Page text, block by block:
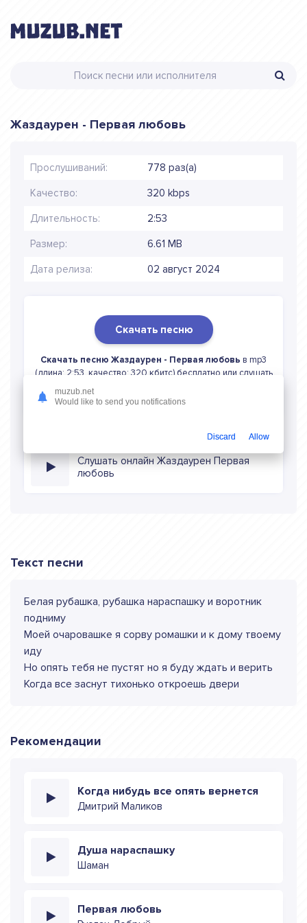
Жаздаурен - Первая любовь
Прослушиваний: 778 раз(а)
Качество: 320 kbps
Длительность: 2:53
Размер: 6.61 MB
Дата релиза: 02 август 2024
Скачать песню
Скачать песню Жаздаурен - Первая любовь в mp3
(длина: 2:53, качество: 320 кбитс) бесплатно или слушать
Слушать онлайн Жаздаурен Первая
любовь
Текст песни
Белая рубашка, рубашка нараспашку и воротник
подниму
Моей очаровашке я сорву ромашки и к дому твоему
иду
Но опять тебя не пустят но я буду ждать и верить
Когда все заснут тихонько откроешь двери
Рекомендации
Когда нибудь все опять вернется
Дмитрий Маликов
Душа нараспашку
Шаман
Первая любовь
muzub.net
Would like to send you notifications
Discard Allow